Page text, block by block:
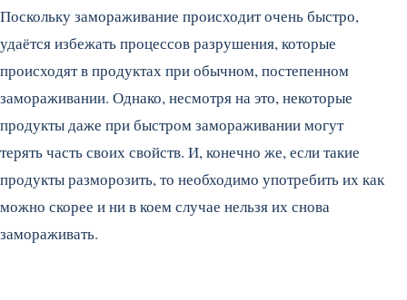
Поскольку замораживание происходит очень быстро,
удаётся избежать процессов разрушения, которые
происходят в продуктах при обычном, постепенном
замораживании. Однако, несмотря на это, некоторые
продукты даже при быстром замораживании могут
терять часть своих свойств. И, конечно же, если такие
продукты разморозить, то необходимо употребить их как
можно скорее и ни в коем случае нельзя их снова
замораживать.